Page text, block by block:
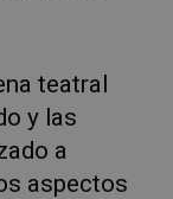
teatral
y las
a
aspectos